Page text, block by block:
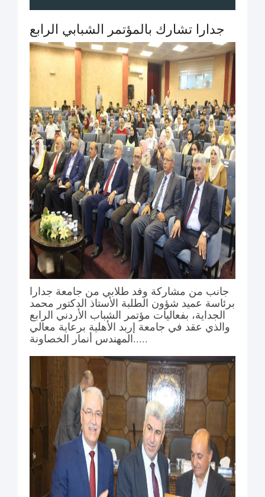
جدارا تشارك بالمؤتمر الشبابي الرابع
جانب من مشاركة وفد طلابي من جامعة جدارا
برئاسة عميد شؤون الطلبة الأستاذ الدكتور محمد
الجداية، بفعاليات مؤتمر الشباب الأردني الرابع
والذي عقد في جامعة إربد الأهلية برعاية معالي
المهندس أنمار الخصاونة.....